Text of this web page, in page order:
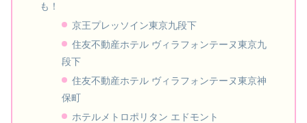
も！
京王プレッソイン東京九段下
住友不動産ホテル ヴィラフォンテーヌ東京九
段下
住友不動産ホテル ヴィラフォンテーヌ東京神
保町
ホテルメトロポリタン エドモント